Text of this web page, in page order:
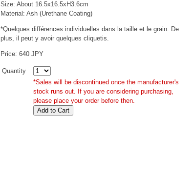
Size: About 16.5x16.5xH3.6cm
Material: Ash (Urethane Coating)
*Quelques différences individuelles dans la taille et le grain. De
plus, il peut y avoir quelques cliquetis.
Price: 640 JPY
Quantity
*Sales will be discontinued once the manufacturer's
stock runs out. If you are considering purchasing,
please place your order before then.